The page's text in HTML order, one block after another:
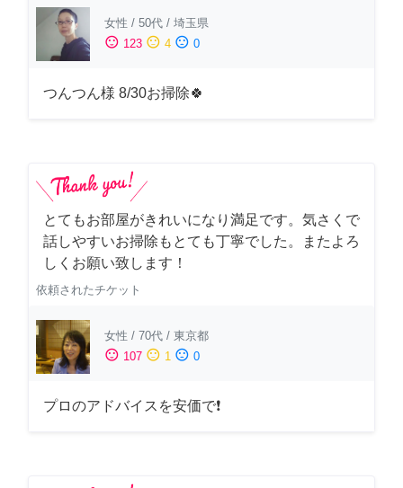
女性 / 50代 / 埼玉県
sentiment_satisfied 123 sentiment_neutral 4 sentiment_dissatisfied 0
つんつん様 8/30お掃除🍀
とてもお部屋がきれいになり満足です。気さくで
話しやすいお掃除もとても丁寧でした。またよろ
しくお願い致します！
依頼されたチケット
女性 / 70代 / 東京都
sentiment_satisfied 107 sentiment_neutral 1 sentiment_dissatisfied 0
プロのアドバイスを安価で❗